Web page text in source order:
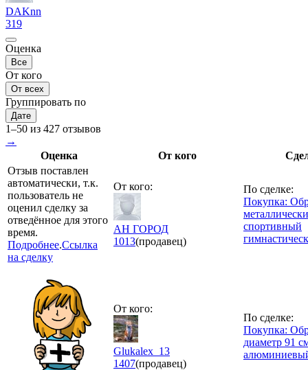
DAKnn
319
Оценка
Все
От кого
От всех
Группировать по
Дате
1–50 из 427 отзывов
→
Оценка
От кого
Отзыв поставлен
автоматически, т.к.
пользователь не
оценил сделку за
отведённое для этого
время.
Подробнее.Ссылка
на сделку
От кого:
АН ГОРОД
1013(продавец)
По сделке:
Покупка:
спортивный
От кого:
Glukalex_13
1407(продавец)
По сделке:
Покупка:
диаметр 91